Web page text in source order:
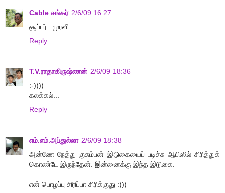
Cable சங்கர் 2/6/09 16:27
சூப்பர்.. முரளி..
Reply
T.V.ராதாகிருஷ்ணன் 2/6/09 18:36
:-))))
கலக்கல்...
Reply
எம்.எம்.அப்துல்லா 2/6/09 18:38
அன்ணே நேத்து குசும்பன் இடுகையைப் படிச்சு ஆபிஸில் சிரித்துக்
கொண்டே இருந்தேன். இன்னைக்கு இந்த இடுகை.
என் பொழப்பு சிரிப்பா சிரிக்குது :)))